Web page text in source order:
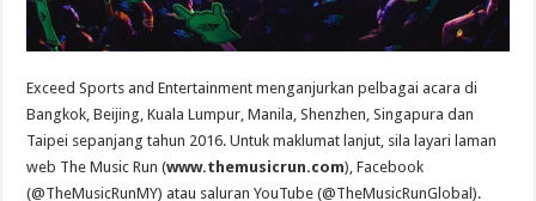
Exceed Sports and Entertainment menganjurkan pelbagai acara di
Bangkok, Beijing, Kuala Lumpur, Manila, Shenzhen, Singapura dan
Taipei sepanjang tahun 2016. Untuk maklumat lanjut, sila layari laman
web The Music Run (www.themusicrun.com), Facebook